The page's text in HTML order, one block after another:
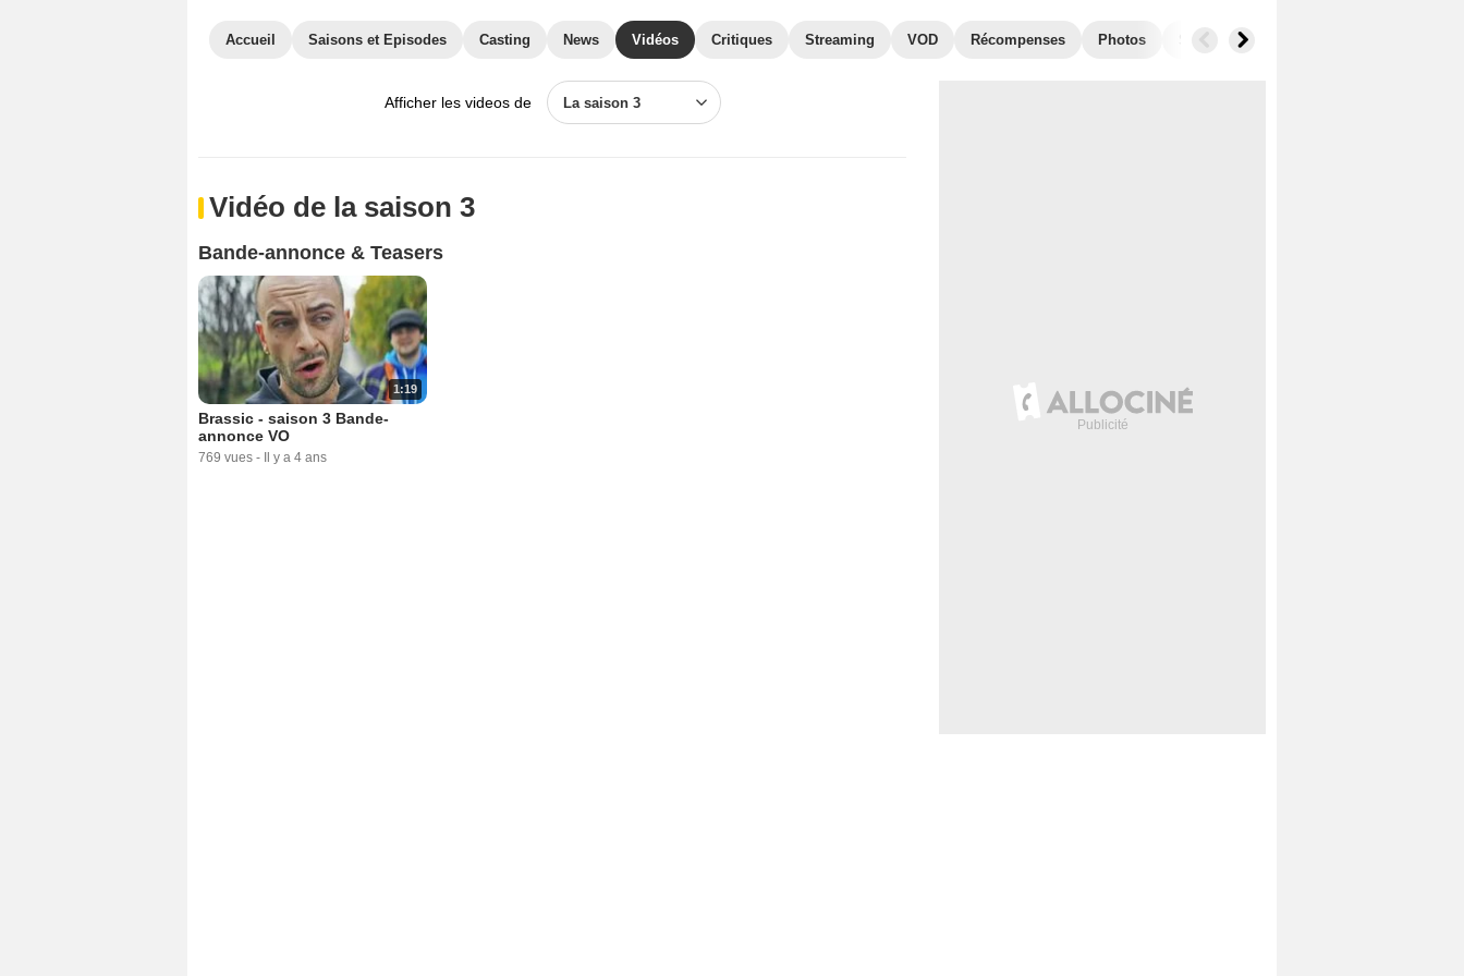
Accueil Saisons et Episodes Casting News Vidéos Critiques Streaming VOD Récompenses Photos Séries similaires
Afficher les videos de La saison 3
Vidéo de la saison 3
Bande-annonce & Teasers
1:19
Brassic - saison 3 Bande-
annonce VO
769 vues - Il y a 4 ans